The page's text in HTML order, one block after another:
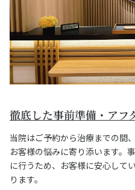
徹底した事前準備・アフ
当院はご予約から治療までの間
お客様の悩みに寄り添います。
に行うため、お客様に安心して
ります。